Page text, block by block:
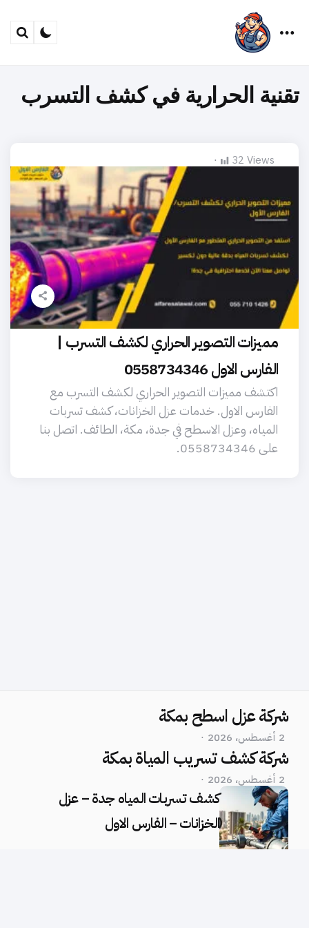
Menu
تقنية الحرارية في كشف التسرب
32 Views
مميزات التصوير الحراري لكشف التسرب |
الفارس الاول 0558734346
اكتشف مميزات التصوير الحراري لكشف التسرب مع
الفارس الاول. خدمات عزل الخزانات، كشف تسربات
المياه، وعزل الاسطح في جدة، مكة، الطائف. اتصل بنا
على 0558734346.
شركة عزل اسطح بمكة
2 أغسطس، 2026
شركة كشف تسريب المياة بمكة
2 أغسطس، 2026
كشف تسربات المياه جدة – عزل
الخزانات – الفارس الاول